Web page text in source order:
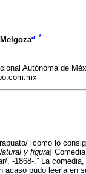
a *
Autónoma de
[como lo
y figura]
. -1868-.” La
acaso pudo leerla en